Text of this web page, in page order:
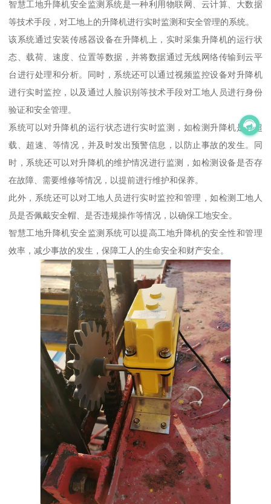
智慧工地升降机安全监测系统是一种利用物联网、云计算、大数据
等技术手段，对工地上的升降机进行实时监测和安全管理的系统。
该系统通过安装传感器设备在升降机上，实时采集升降机的运行状
态、载荷、速度、位置等数据，并将数据通过无线网络传输到云平
台进行处理和分析。同时，系统还可以通过视频监控设备对升降机
进行实时监控，以及通过人脸识别等技术手段对工地人员进行身份
验证和安全管理。
系统可以对升降机的运行状态进行实时监测，如检测升降机是否超
载、超速、等情况，并及时发出预警信息，以防止事故的发生。同
时，系统还可以对升降机的维护情况进行监测，如检测设备是否存
在故障、需要维修等情况，以提前进行维护和保养。
此外，系统还可以对工地人员进行实时监控和管理，如检测工地人
员是否佩戴安全帽、是否违规操作等情况，以确保工地安全。
智慧工地升降机安全监测系统可以提高工地升降机的安全性和管理
效率，减少事故的发生，保障工人的生命安全和财产安全。